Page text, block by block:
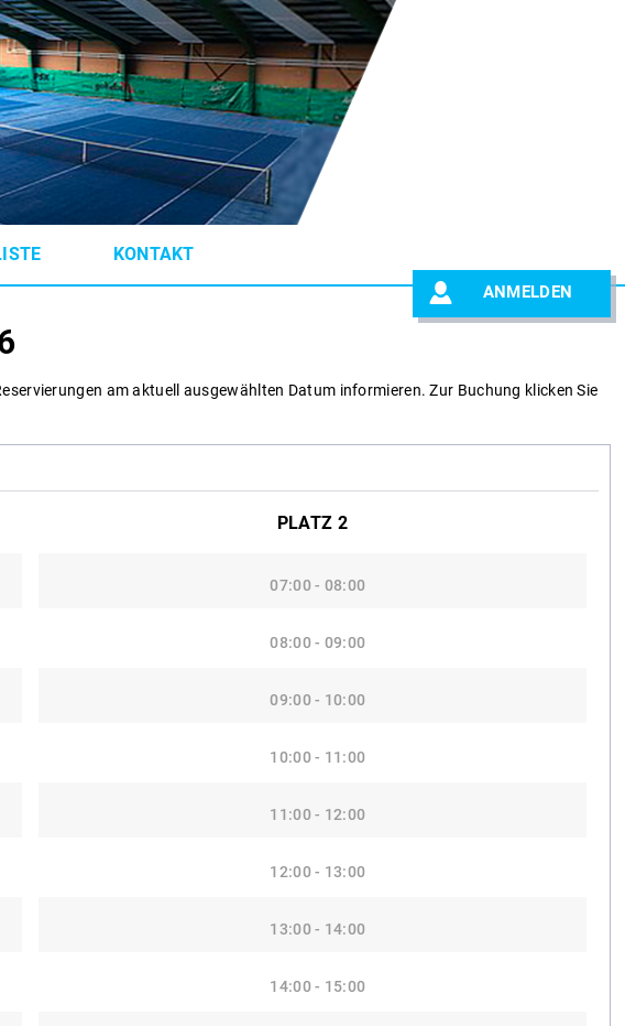
KONTAKT
ANMELDEN
am aktuell ausgewählten Datum informieren. Zur Buchung klicken Sie
PLATZ 2
07:00 - 08:00
08:00 - 09:00
09:00 - 10:00
10:00 - 11:00
11:00 - 12:00
12:00 - 13:00
13:00 - 14:00
14:00 - 15:00